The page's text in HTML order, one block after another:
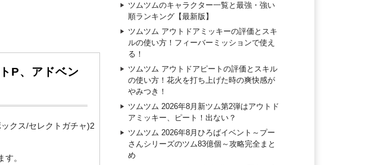
P、アドベン
クス/セレクトガチャ)2
。
ツムツムのキャラクター一覧と最強・強い
順ランキング【最新版】
ツムツム アウトドアミッキーの評価とスキ
ルの使い方！フィーバーミッションで使え
る！
ツムツム アウトドアピートの評価とスキル
の使い方！花火を打ち上げた時の爽快感が
やみつき！
ツムツム 2026年8月新ツム第2弾はアウトド
アミッキー、ピート！出ない？
ツムツム 2026年8月ひろばイベント～プー
さんシリーズのツム83億個～攻略完全まと
め